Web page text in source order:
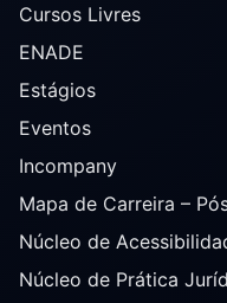
Cursos Livres
ENADE
Estágios
Eventos
Incompany
Mapa de Carreira –
Núcleo de
Núcleo de Prática